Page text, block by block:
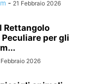
- 21 Febbraio 2026
Rettangolo
Peculiare per gli
2026